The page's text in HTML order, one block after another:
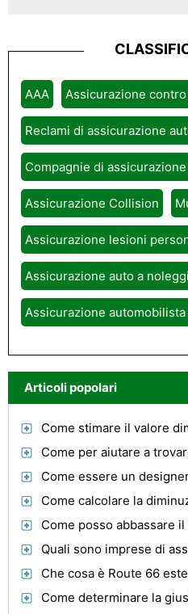
AAA Assicurazione
Reclami di assicurazione
Compagnie di
Assicurazione Collision
Assicurazione lesioni
Assicurazione auto a
Assicurazione
Articoli popolari
Come stimare il valore
Come per aiutare a
Come essere un